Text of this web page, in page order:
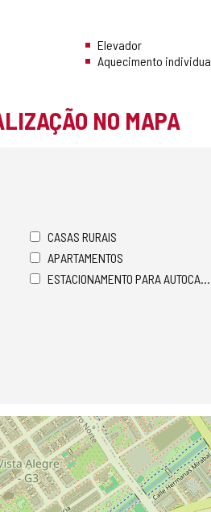
Elevador
Aquecimento
NO MAPA
CASAS RURAIS
APARTAMENTOS
ESTACIONAMENTO PARA